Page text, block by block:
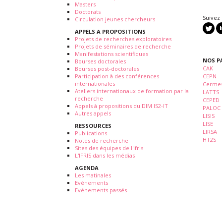
Masters
Doctorats
Circulation jeunes chercheurs
APPELS A PROPOSITIONS
Projets de recherches exploratoires
Projets de séminaires de recherche
Manifestations scientifiques
Bourses doctorales
Bourses post-doctorales
Participation à des conférences
internationales
Ateliers internationaux de formation par la
recherche
Appels à propositions du DIM IS2-IT
Autres appels
RESSOURCES
Publications
Notes de recherche
Sites des équipes de l'Ifris
L'IFRIS dans les médias
AGENDA
Les matinales
Evénements
Evénements passés
Suivez
NOS
CAK
CEPN
LATTS
CEPED
PALOC
LISIS
LISE
LIRSA
HT2S